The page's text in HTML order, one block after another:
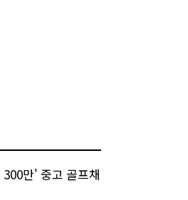
만' 중고 골프채